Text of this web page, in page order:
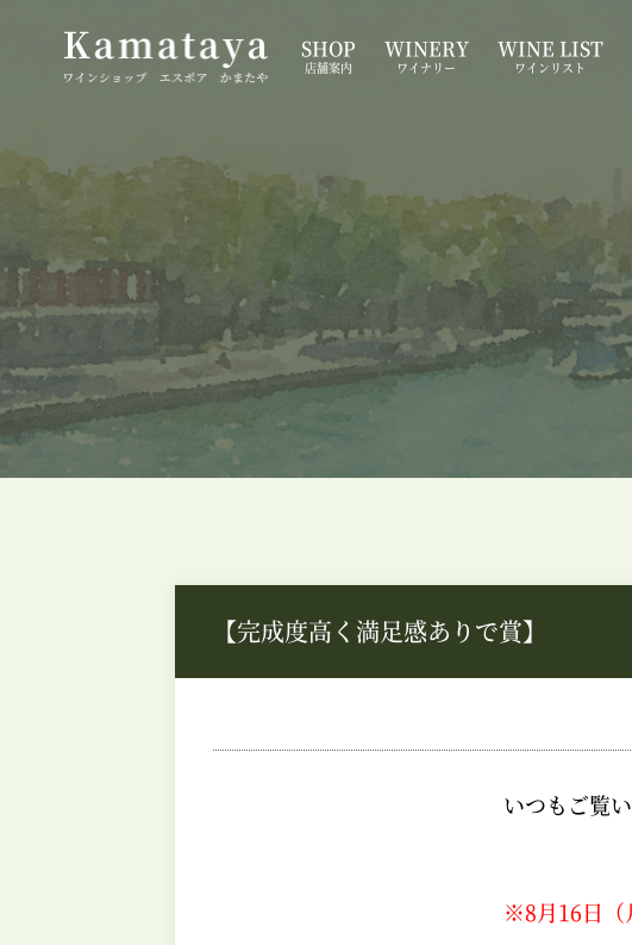
SHOP
店舗案内
WINERY
ワイナリー
WINE LIST
ワインリスト
【完成度高く満足感ありで賞】
いつもご覧
※8月16日（